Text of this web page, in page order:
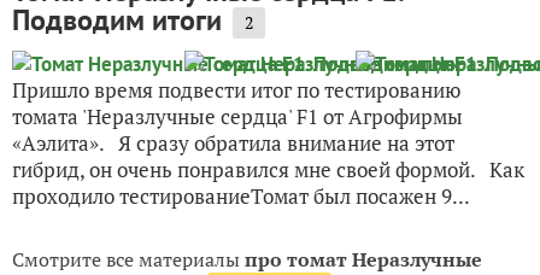
Подводим итоги 2
Пришло время подвести итог по тестированию
томата 'Неразлучные сердца' F1 от Агрофирмы
«Аэлита». Я сразу обратила внимание на этот
гибрид, он очень понравился мне своей формой. Как
проходило тестированиеТомат был посажен 9...
Смотрите все материалыпро томат Неразлучные